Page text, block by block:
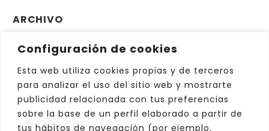
Configuración de cookies
Esta web utiliza cookies propias y de terceros
para analizar el uso del sitio web y mostrarte
publicidad relacionada con tus preferencias
sobre la base de un perfil elaborado a partir de
tus hábitos de navegación (por ejemplo,
ARCHIVO
Archivo
Elegir el mes